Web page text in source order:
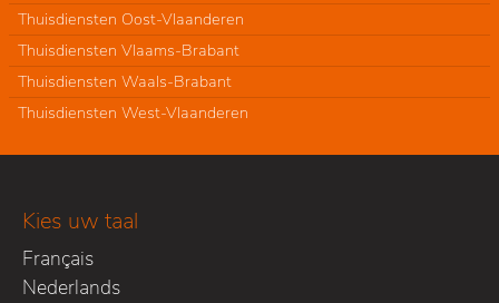
Thuisdiensten Oost-Vlaanderen
Thuisdiensten Vlaams-Brabant
Thuisdiensten Waals-Brabant
Thuisdiensten West-Vlaanderen
Kies uw taal
Français
Nederlands